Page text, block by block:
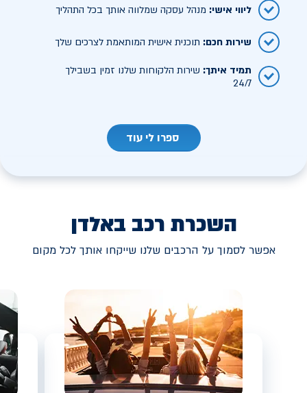
ליווי אישי: מנהל עסקה שמלווה אותך בכל התהליך
שירות חכם: תוכנית אישית המותאמת לצרכים שלך
תמיד איתך: שירות הלקוחות שלנו זמין בשבילך
24/7
ספרו לי עוד
השכרת רכב באלדן
אפשר לסמוך על הרכבים שלנו שייקחו אותך לכל מקום